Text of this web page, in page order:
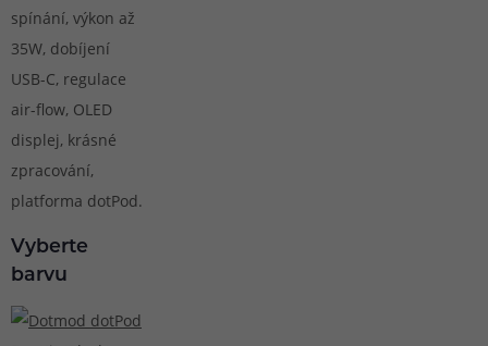
spínání, výkon až
35W, dobíjení
USB-C, regulace
air-flow, OLED
displej, krásné
zpracování,
platforma dotPod.
Vyberte
barvu